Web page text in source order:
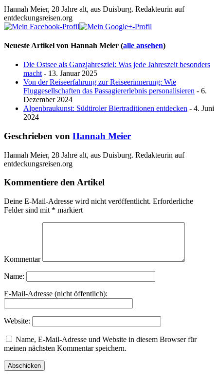
Hannah Meier, 28 Jahre alt, aus Duisburg. Redakteurin auf
entdeckungsreisen.org
Neueste Artikel von Hannah Meier (alle ansehen)
Die Ostsee als Ganzjahresziel: Was jede Jahreszeit besonders
macht - 13. Januar 2025
Von der Reiseerfahrung zur Reiseerinnerung: Wie
Fluggesellschaften das Passagiererlebnis personalisieren - 6.
Dezember 2024
Alpenbraukunst: Südtiroler Biertraditionen entdecken - 4. Juni
2024
Geschrieben von Hannah Meier
Hannah Meier, 28 Jahre alt, aus Duisburg. Redakteurin auf
entdeckungsreisen.org
Kommentiere den Artikel
Deine E-Mail-Adresse wird nicht veröffentlicht. Erforderliche
Felder sind mit * markiert
Kommentar
Name:
E-Mail-Adresse (nicht öffentlich):
Website:
Name, E-Mail-Adresse und Website in diesem Browser für
meinen nächsten Kommentar speichern.